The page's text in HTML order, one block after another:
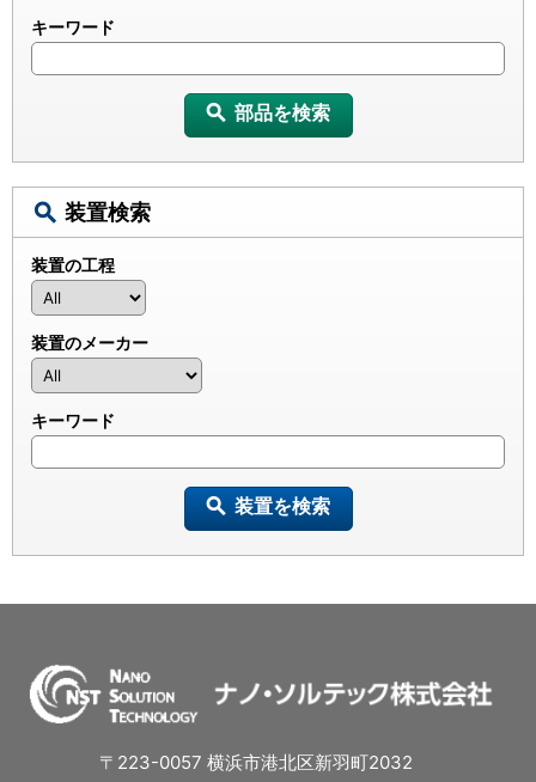
キーワード
部品を検索
装置検索
装置の工程
装置のメーカー
キーワード
装置を検索
〒223-0057 横浜市港北区新羽町2032